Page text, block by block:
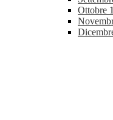
Ottobre 1